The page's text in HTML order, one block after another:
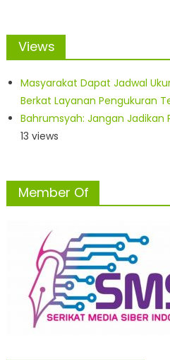
Views
Masyarakat Dapat Jadwal
Berkat Layanan Pengukuran
Bahrumsyah: Jangan Jadikan
13 views
Member Of